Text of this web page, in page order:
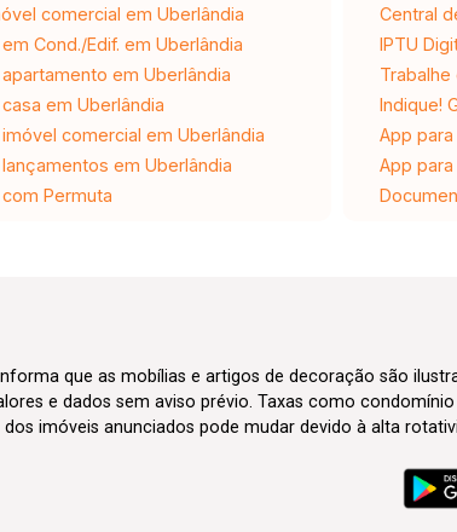
comercial em Uberlândia
Cond./Edif. em Uberlândia
em Uberlândia
em Uberlândia
comercial em Uberlândia
em Uberlândia
Permuta
Central
IPTU
Indique!
App
App para
que as mobílias e artigos de decoração são
e dados sem aviso prévio. Taxas como
dos imóveis anunciados pode mudar devido à alta